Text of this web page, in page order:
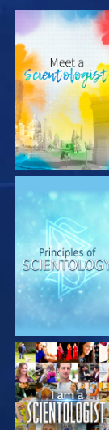
בדוק את הסדרה
צפה